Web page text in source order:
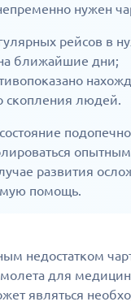
нужен
рейсов в
ближайшие дни;
скопления людей.
развития
помощь.
недостатком
для
являться